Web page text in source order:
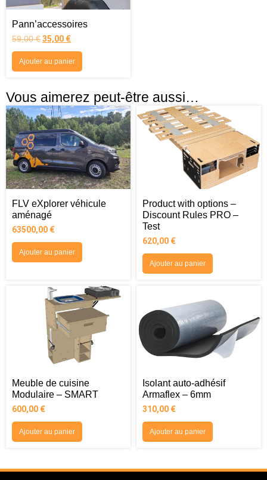
Pann’accessoires
59,00€35,00 €
Ajouter au panier
Vous aimerez peut-être aussi…
FLV eXplorer véhicule
aménagé
63500,00 €
Ajouter au panier
Product with options –
Discount Rules PRO –
Test
620,00 €
Ajouter au panier
Meuble de cuisine
Modulaire – SMART
600,00 €
Ajouter au panier
Isolant auto-adhésif
Armaflex – 6mm
310,00 €
Ajouter au panier